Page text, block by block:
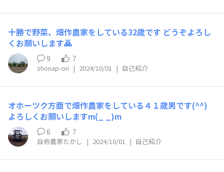
十勝で野菜、畑作農家をしている32歳です どうぞよろし
くお願いします🙇
9 7
shonap-on | 2024/10/01 | 自己紹介
オホーツク方面で畑作農家をしている４１歳男です(^^)
よろしくお願いしますm(_ _)m
6 7
自称農家たかし | 2024/10/01 | 自己紹介